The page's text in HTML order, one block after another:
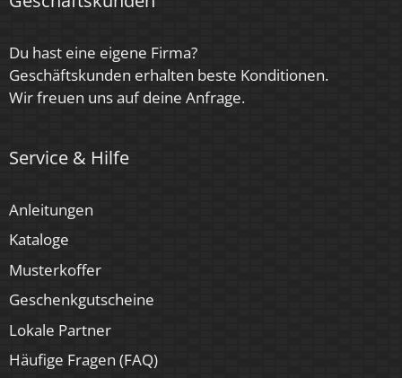
Du hast eine eigene Firma?
Geschäftskunden erhalten beste Konditionen.
Wir freuen uns auf deine Anfrage.
Service & Hilfe
Anleitungen
Kataloge
Musterkoffer
Geschenkgutscheine
Lokale Partner
Häufige Fragen (FAQ)